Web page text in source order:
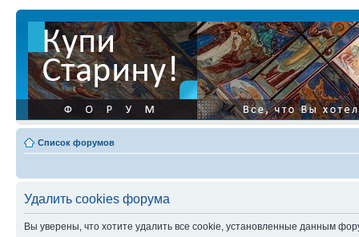
Список форумов
Удалить cookies форума
Вы уверены, что хотите удалить все cookie, установленные данным